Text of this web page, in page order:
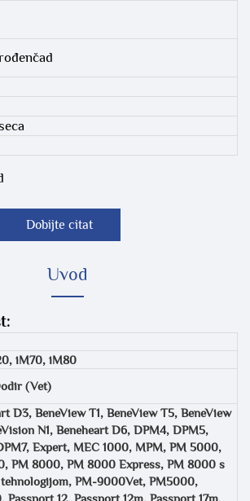
Dobijte citat
Uvod
iM70, iM80
(Vet)
D3, BeneView T1, BeneView T5, BeneView
N1, Beneheart D6, DPM4, DPM5,
Expert, MEC 1000, MPM, PM 5000,
PM 8000, PM 8000 Express, PM 8000 s
PM-9000Vet, PM5000,